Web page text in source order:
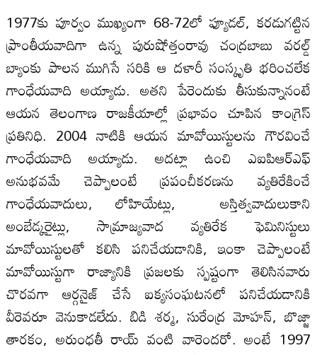
1977కు పూర్వం ముఖ్యంగా 68-72లో ఫ్యూడల్, కరడుగట్టిన
ప్రాంతీయవాదిగా ఉన్న పురుషోత్తంరావు చంద్రబాబు వరల్డ్
బ్యాంకు పాలన ముగిసే సరికి ఆ దళారీ సంస్కృతి భరించలేక
గాంధేయవాది అయ్యాడు. అతని పేరెందుకు తీసుకున్నానంటే
ఆయన తెలంగాణ రాజకీయాల్లో ప్రభావం చూపిన కాంగ్రెస్
ప్రతినిధి. 2004 నాటికి ఆయన మావోయిస్టులను గౌరవించే
గాంధేయవాది అయ్యాడు. అదట్లా ఉంచి ఎఐపిఆర్ఎఫ్
అనుభవమే చెప్పాలంటే ప్రపంచీకరణను వ్యతిరేకించే
గాంధేయవాదులు, లోహియేట్లు, అస్తిత్వవాదులుకాని
అంబేడ్కరైట్లు, సామ్రాజ్యవాద వ్యతిరేక ఫెమినిస్టులు
మావోయిస్టులతో కలిసి పనిచేయడానికి, ఇంకా చెప్పాలంటే
మావోయిస్టుగా రాజ్యానికి ప్రజలకు స్పష్టంగా తెలిసినవారు
చొరవగా ఆర్గనైజ్ చేసే ఐక్యసంఘటనలో పనిచేయడానికి
వీరెవరూ వెనుకాడలేదు. బిడి శర్మ, సురేంద్ర మోహన్, బొజ్జా
తారకం, అరుంధతీ రాయ్ వంటి వారెందరో. అంటే 1997